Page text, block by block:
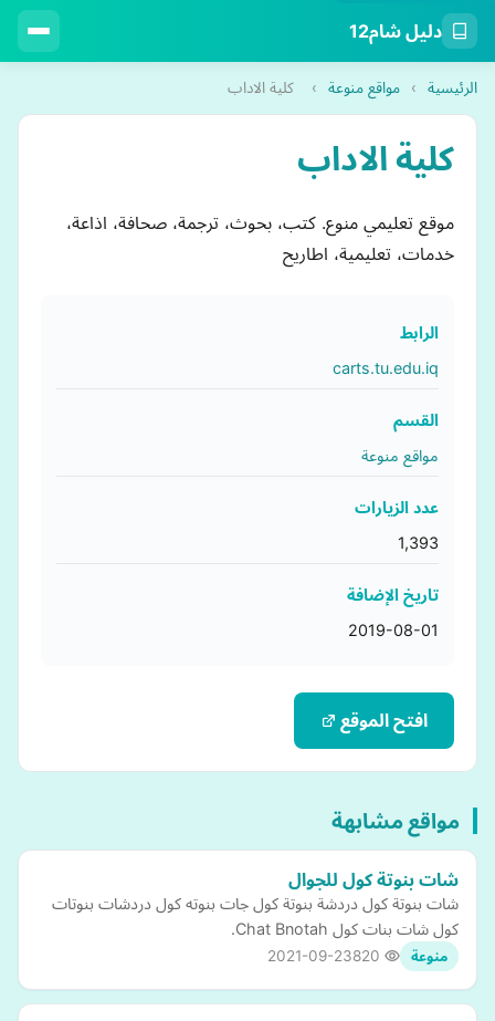
دليل شام12
الرئيسية › مواقع منوعة › كلية الاداب
كلية الاداب
موقع تعليمي منوع. كتب، بحوث، ترجمة، صحافة، اذاعة،
خدمات، تعليمية، اطاريح
الرابط
carts.tu.edu.iq
القسم
مواقع منوعة
عدد الزيارات
1,393
تاريخ الإضافة
2019-08-01
افتح الموقع
مواقع مشابهة
شات بنوتة كول للجوال
شات بنوتة كول دردشة بنوتة كول جات بنوته كول دردشات بنوتات
كول شات بنات كول Chat Bnotah.
منوعة 2021-09-23